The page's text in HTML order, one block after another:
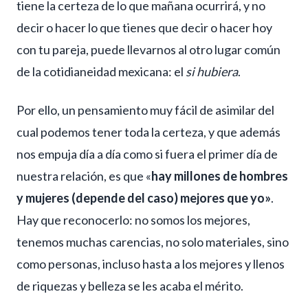
tiene la certeza de lo que mañana ocurrirá, y no
decir o hacer lo que tienes que decir o hacer hoy
con tu pareja, puede llevarnos al otro lugar común
de la cotidianeidad mexicana: el si hubiera.
Por ello, un pensamiento muy fácil de asimilar del
cual podemos tener toda la certeza, y que además
nos empuja día a día como si fuera el primer día de
nuestra relación, es que «hay millones de hombres
y mujeres (depende del caso) mejores que yo».
Hay que reconocerlo: no somos los mejores,
tenemos muchas carencias, no solo materiales, sino
como personas, incluso hasta a los mejores y llenos
de riquezas y belleza se les acaba el mérito.